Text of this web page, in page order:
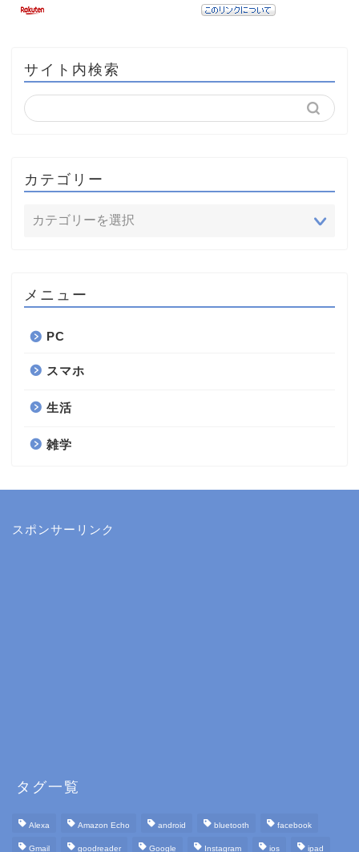
サイト内検索
カテゴリー
メニュー
PC
スマホ
生活
雑学
スポンサーリンク
タグ一覧
Alexa Amazon Echo android bluetooth facebook
Gmail goodreader Google Instagram ios ipad